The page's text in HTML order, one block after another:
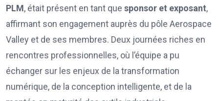
PLM, était présent en tant que sponsor et exposant,
affirmant son engagement auprès du pôle Aerospace
Valley et de ses membres. Deux journées riches en
rencontres professionnelles, où l’équipe a pu
échanger sur les enjeux de la transformation
numérique, de la conception intelligente, et de la